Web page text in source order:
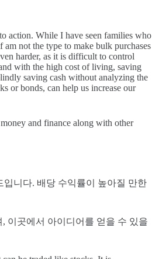
action. While I have seen families who
not the type to make bulk purchases
harder, as it is difficult to control
with the high cost of living, saving
saving cash without analyzing the
or bonds, can help us increase our
and finance along with other
니다. 배당 수익률이 높아질 만한
이곳에서 아이디어를 얻을 수 있을